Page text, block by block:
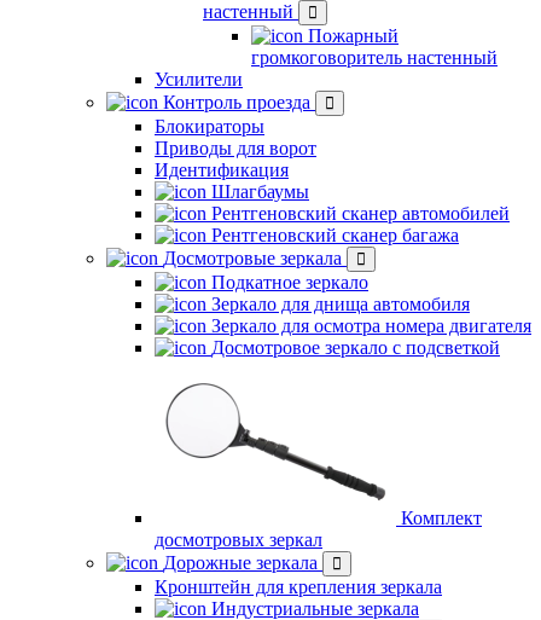
настенный
Пожарный
громкоговоритель настенный
Усилители
Контроль проезда
Блокираторы
Приводы для ворот
Идентификация
Шлагбаумы
Рентгеновский сканер автомобилей
Рентгеновский сканер багажа
Досмотровые зеркала
Подкатное зеркало
Зеркало для днища автомобиля
Зеркало для осмотра номера двигателя
Досмотровое зеркало с подсветкой
Комплект
досмотровых зеркал
Дорожные зеркала
Кронштейн для крепления зеркала
Индустриальные зеркала